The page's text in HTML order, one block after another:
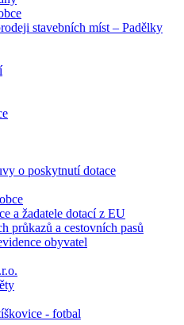
stavebních míst – Padělky
o poskytnutí dotace
a žadatele dotací z EU
průkazů a cestovních pasů
obyvatel
- fotbal